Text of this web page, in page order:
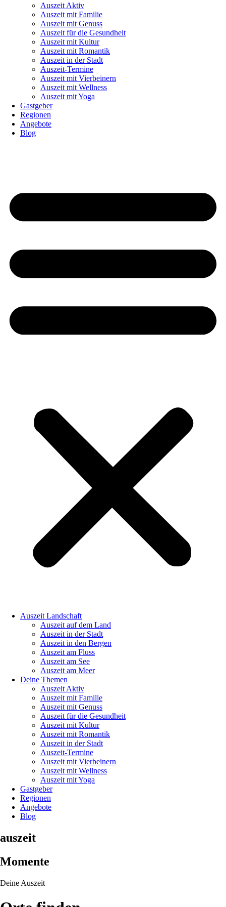
Auszeit Aktiv
Auszeit mit Familie
Auszeit mit Genuss
Auszeit für die Gesundheit
Auszeit mit Kultur
Auszeit mit Romantik
Auszeit in der Stadt
Auszeit-Termine
Auszeit mit Vierbeinern
Auszeit mit Wellness
Auszeit mit Yoga
Gastgeber
Regionen
Angebote
Blog
Auszeit Landschaft
Auszeit auf dem Land
Auszeit in der Stadt
Auszeit in den Bergen
Auszeit am Fluss
Auszeit am See
Auszeit am Meer
Deine Themen
Auszeit Aktiv
Auszeit mit Familie
Auszeit mit Genuss
Auszeit für die Gesundheit
Auszeit mit Kultur
Auszeit mit Romantik
Auszeit in der Stadt
Auszeit-Termine
Auszeit mit Vierbeinern
Auszeit mit Wellness
Auszeit mit Yoga
Gastgeber
Regionen
Angebote
Blog
auszeit
Momente
Deine Auszeit